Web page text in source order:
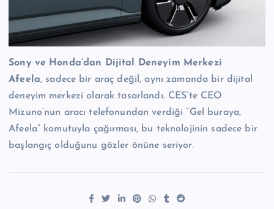
Sony ve Honda’dan Dijital Deneyim Merkezi
Afeela, sadece bir araç değil, aynı zamanda bir dijital
deneyim merkezi olarak tasarlandı. CES’te CEO
Mizuno’nun aracı telefonundan verdiği “Gel buraya,
Afeela” komutuyla çağırması, bu teknolojinin sadece bir
başlangıç olduğunu gözler önüne seriyor.